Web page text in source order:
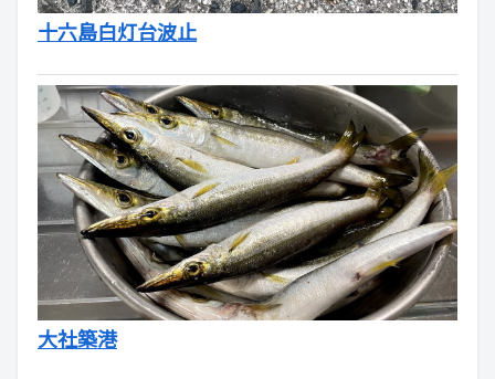
十六島白灯台波止
大社築港